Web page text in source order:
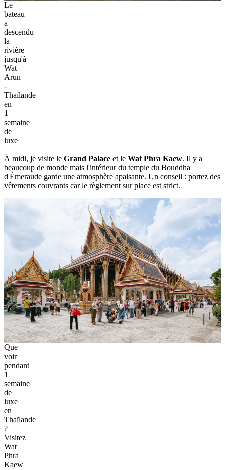
Le
bateau
a
descendu
la
rivière
jusqu'à
Wat
Arun
-
Thaïlande
en
1
semaine
de
luxe
À midi, je visite le Grand Palace et le Wat Phra Kaew. Il y a
beaucoup de monde mais l'intérieur du temple du Bouddha
d'Émeraude garde une atmosphère apaisante. Un conseil : portez des
vêtements couvrants car le règlement sur place est strict.
Que
voir
pendant
1
semaine
de
luxe
en
Thaïlande
?
Visitez
Wat
Phra
Kaew